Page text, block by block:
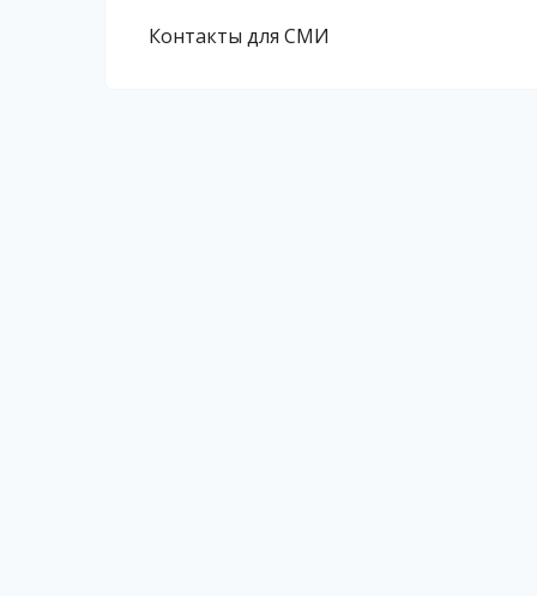
Контакты для СМИ